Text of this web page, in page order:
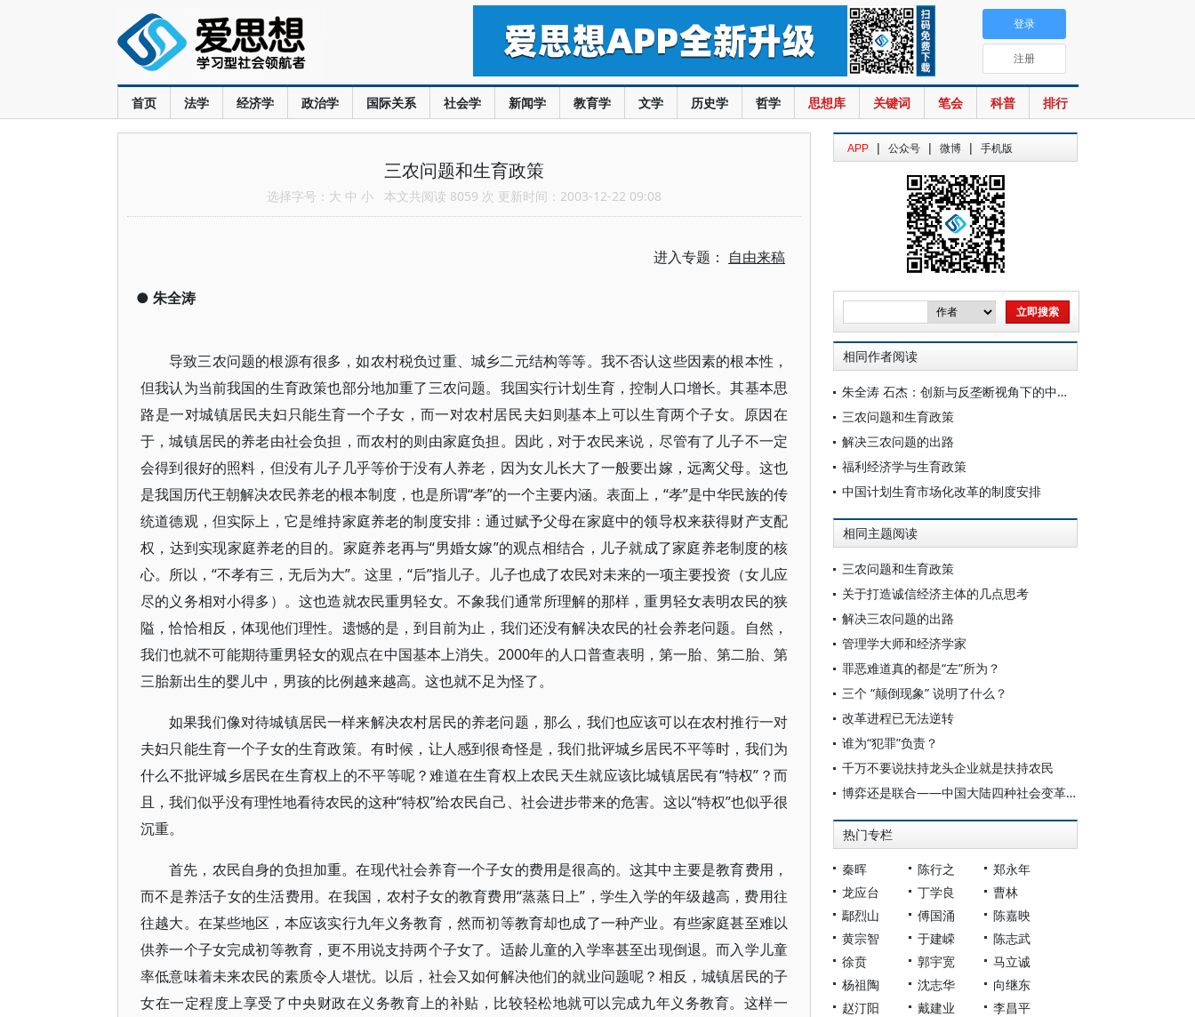
首页 法学 经济学 政治学 国际关系 社会学 新闻学 教育学 文学 历史学 哲学 思想库 关键词 笔会 科普 排行
登录
注册
三农问题和生育政策
选择字号： 大 中 小 本文共阅读 8059 次 更新时间：2003-12-22 09:08
进入专题： 自由来稿
● 朱全涛
导致三农问题的根源有很多，如农村税负过重、城乡二元结构等等。我不否认这些因素的根本性，
但我认为当前我国的生育政策也部分地加重了三农问题。我国实行计划生育，控制人口增长。其基本思
路是一对城镇居民夫妇只能生育一个子女，而一对农村居民夫妇则基本上可以生育两个子女。原因在
于，城镇居民的养老由社会负担，而农村的则由家庭负担。因此，对于农民来说，尽管有了儿子不一定
会得到很好的照料，但没有儿子几乎等价于没有人养老，因为女儿长大了一般要出嫁，远离父母。这也
是我国历代王朝解决农民养老的根本制度，也是所谓“孝”的一个主要内涵。表面上，“孝”是中华民族的传
统道德观，但实际上，它是维持家庭养老的制度安排：通过赋予父母在家庭中的领导权来获得财产支配
权，达到实现家庭养老的目的。家庭养老再与“男婚女嫁”的观点相结合，儿子就成了家庭养老制度的核
心。所以，“不孝有三，无后为大”。这里，“后”指儿子。儿子也成了农民对未来的一项主要投资（女儿应
尽的义务相对小得多）。这也造就农民重男轻女。不象我们通常所理解的那样，重男轻女表明农民的狭
隘，恰恰相反，体现他们理性。遗憾的是，到目前为止，我们还没有解决农民的社会养老问题。自然，
我们也就不可能期待重男轻女的观点在中国基本上消失。2000年的人口普查表明，第一胎、第二胎、第
三胎新出生的婴儿中，男孩的比例越来越高。这也就不足为怪了。
如果我们像对待城镇居民一样来解决农村居民的养老问题，那么，我们也应该可以在农村推行一对
夫妇只能生育一个子女的生育政策。有时候，让人感到很奇怪是，我们批评城乡居民不平等时，我们为
什么不批评城乡居民在生育权上的不平等呢？难道在生育权上农民天生就应该比城镇居民有“特权”？而
且，我们似乎没有理性地看待农民的这种“特权”给农民自己、社会进步带来的危害。这以“特权”也似乎很
沉重。
首先，农民自身的负担加重。在现代社会养育一个子女的费用是很高的。这其中主要是教育费用，
而不是养活子女的生活费用。在我国，农村子女的教育费用“蒸蒸日上”，学生入学的年级越高，费用往
往越大。在某些地区，本应该实行九年义务教育，然而初等教育却也成了一种产业。有些家庭甚至难以
供养一个子女完成初等教育，更不用说支持两个子女了。适龄儿童的入学率甚至出现倒退。而入学儿童
率低意味着未来农民的素质令人堪忧。以后，社会又如何解决他们的就业问题呢？相反，城镇居民的子
女在一定程度上享受了中央财政在义务教育上的补贴，比较轻松地就可以完成九年义务教育。这样一
APP | 公众号 | 微博 | 手机版
相同作者阅读
朱全涛 石杰：创新与反垄断视角下的中国改革史
三农问题和生育政策
解决三农问题的出路
福利经济学与生育政策
中国计划生育市场化改革的制度安排
相同主题阅读
三农问题和生育政策
关于打造诚信经济主体的几点思考
解决三农问题的出路
管理学大师和经济学家
罪恶难道真的都是“左”所为？
三个 “颠倒现象” 说明了什么？
改革进程已无法逆转
谁为“犯罪”负责？
千万不要说扶持龙头企业就是扶持农民
博弈还是联合——中国大陆四种社会变革力量之分析
热门专栏
秦晖 陈行之
郑永年
龙应台
丁学良
曹林
鄢烈山
傅国涌
陈嘉映
黄宗智
于建嵘
陈志武
徐贲
郭宇宽
马立诚
杨祖陶
沈志华
向继东
赵汀阳
戴建业
李昌平